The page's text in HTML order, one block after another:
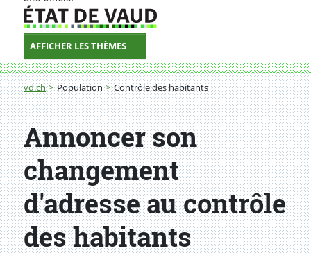
AFFICHER LES THÈMES
Fil d'Ariane
vd.ch Population Contrôle des habitants
Annoncer son changement d'adresse au contrôle des
Annoncer son
changement
d'adresse au contrôle
des habitants